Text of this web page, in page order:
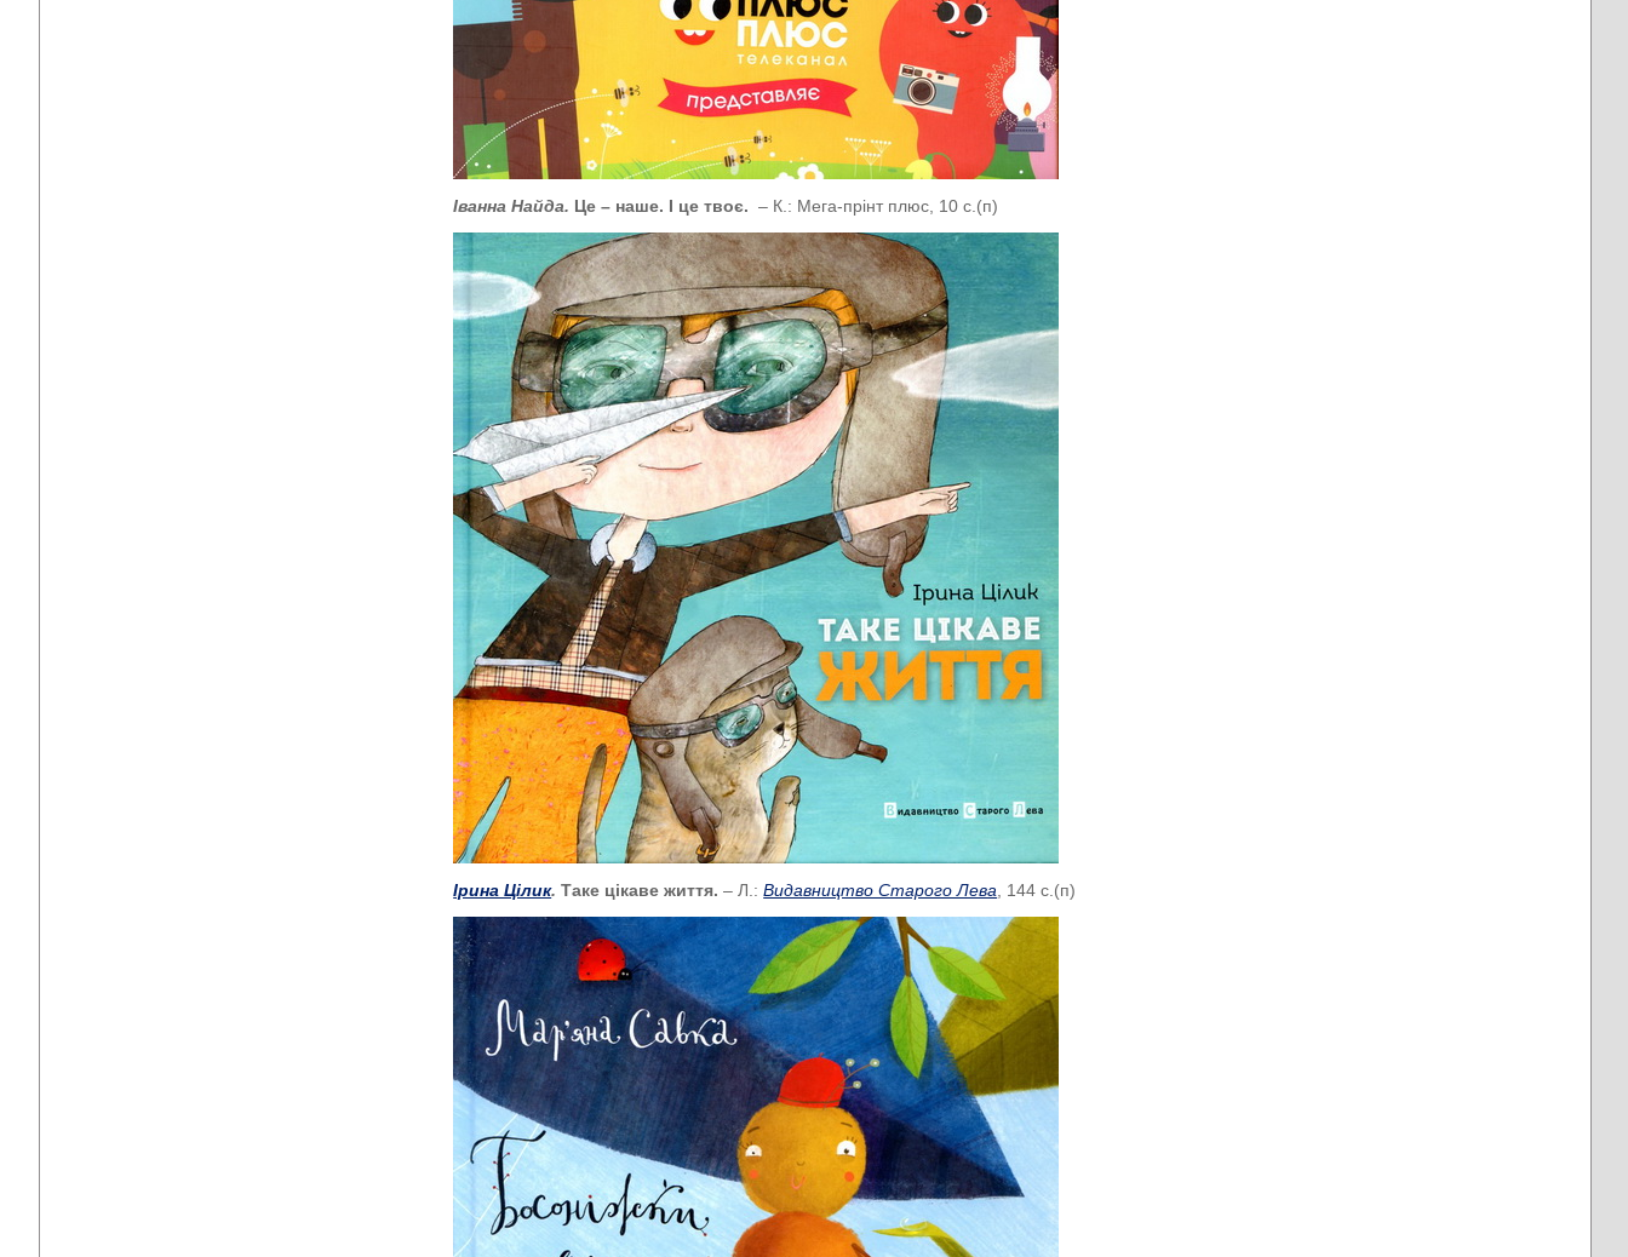
Іванна Найда. Це – наше. І це твоє.– К.: Мега-прінт плюс, 10 с.(п)
Ірина Цілик.Таке цікаве життя.– Л.:Видавництво Старого Лева , 144 с.(п)